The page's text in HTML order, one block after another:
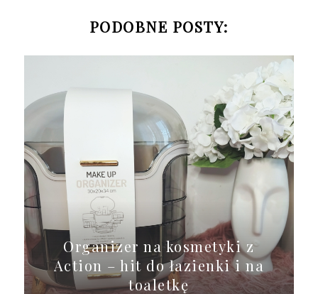
PODOBNE POSTY:
Organizer na kosmetyki z
Action – hit do łazienki i na
toaletkę